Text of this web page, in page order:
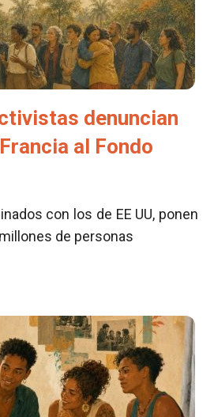
denuncian
al Fondo
con los de EE UU, ponen
de personas